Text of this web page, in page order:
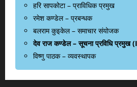
हरि सापकोटा – प्राविधिक प्रमुख
रमेश कण्डेल – प्रबन्धक
बलराम कुइकेल – समाचार संयोजक
देव राज कण्डेल – सूचना प्रविधि प्रमुख
विष्णु पाठक – व्यवस्थापक